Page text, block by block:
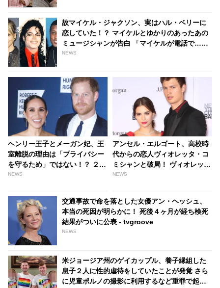
故マイケル・ジャクソン、実はハル・ベリーに
恋していた！？ マイケルとゆかりのあったあの
ミュージシャンが告白 「マイケルが電話で…」
[動画あり] | tvgroove
NEWS
ヘンリー王子とメーガン妃、王
室離脱の理由は「プライバシー
を守るため」ではない！？ ２人
が離脱した本当の理由とは -
NEWS
アンセル・エルゴート、高校時
代からの恋人ヴィオレッタ・コ
ミシャンと破局！ ヴィオレッタ
本人がシングルであることを認
tvgroove
NEWS
交通事故で命を落とした女優アン・ヘッシュ、
本当の死因が明らかに！ 死後４ヶ月が経ち検死
結果がついに公表 - tvgroove
NEWS
米ジョージア州のゲイカップル、養子縁組した
息子２人に性的虐待をしていたことが発覚 さら
に児童ポルノの撮影に利用するなど重罪で起訴